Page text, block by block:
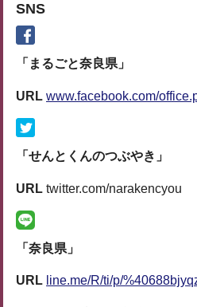
SNS
「まるごと奈良県」
URL www.facebook.com/
「せんとくんのつぶやき」
URL twitter.com/narakencyou
「奈良県」
URL line.me/R/ti/p/